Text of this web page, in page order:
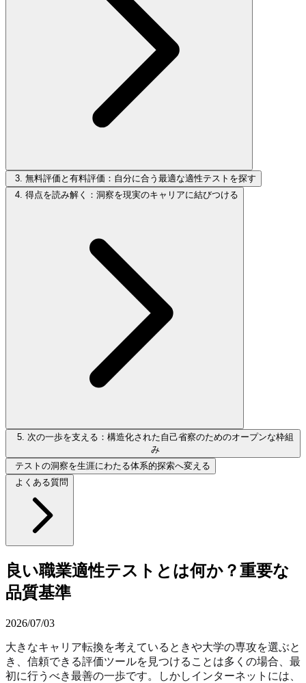
3. 無料評価と有料評価：自分に合う最適な適性テストを探す
4. 得点を読み解く：洞察を現実のキャリアに結びつける
5. 次の一歩を支える：構造化された自己省察のためのオープンな枠組
み
テストの洞察を生涯にわたる体系的探索へ変える
よくある質問
良い職業適性テストとは何か？重要な
品質基準
2026/07/03
大きなキャリア転換を考えているときや大学の専攻を選ぶと
き、信頼できる評価ツールを見つけることは多くの場合、最
初に行うべき最善の一歩です。しかしインターネットには、